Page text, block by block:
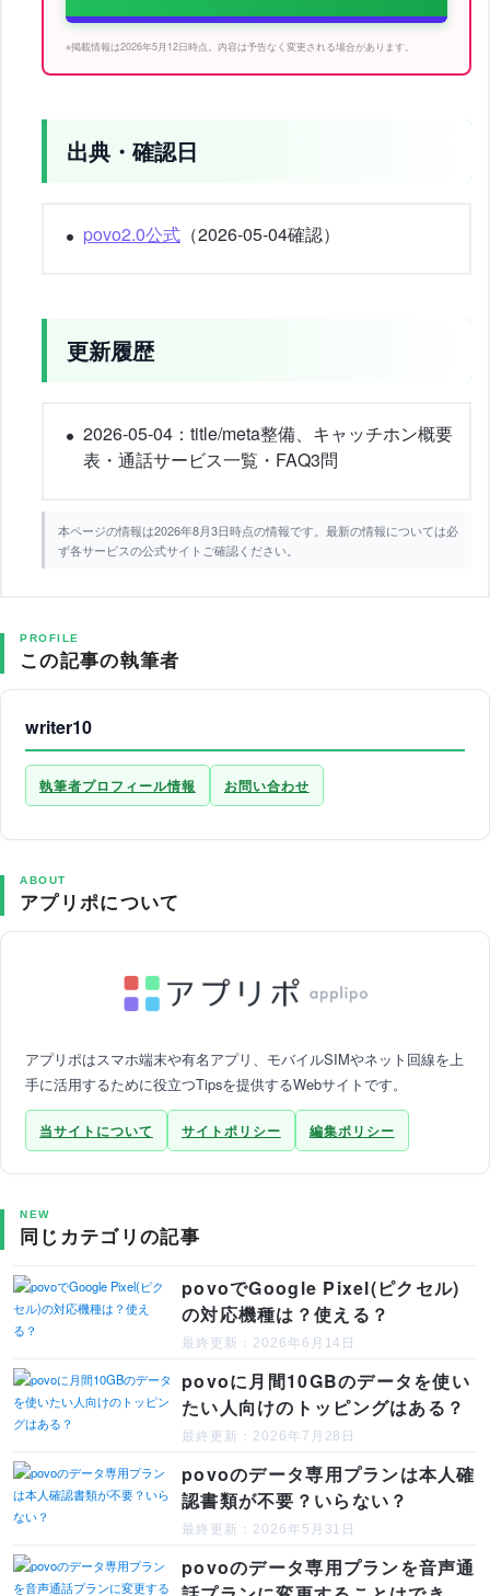
※掲載情報は2026年5月12日時点。内容は予告なく変更される場合があります。
出典・確認日
povo2.0公式 （2026-05-04確認）
更新履歴
2026-05-04：title/meta整備、キャッチホン概要
表・通話サービス一覧・FAQ3問
本ページの情報は2026年8月3日時点の情報です。最新の情報については必
ず各サービスの公式サイトご確認ください。
PROFILE
この記事の執筆者
writer10
執筆者プロフィール情報 お問い合わせ
ABOUT
アプリポについて
アプリポはスマホ端末や有名アプリ、モバイルSIMやネット回線を上
手に活用するために役立つTipsを提供するWebサイトです。
当サイトについて サイトポリシー 編集ポリシー
NEW
同じカテゴリの記事
povoでGoogle Pixel(ピクセル)
の対応機種は？使える？
最終更新：2026年6月14日
povoに月間10GBのデータを使い
たい人向けのトッピングはある？
最終更新：2026年7月28日
povoのデータ専用プランは本人確
認書類が不要？いらない？
最終更新：2026年5月31日
povoのデータ専用プランを音声通